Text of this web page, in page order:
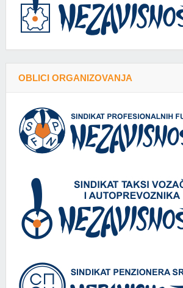
OBLICI ORGANIZOVANJA